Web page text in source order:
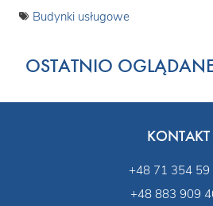
Budynki usługowe
OSTATNIO
KONTAKT
+48 71 354 59
+48 883 909